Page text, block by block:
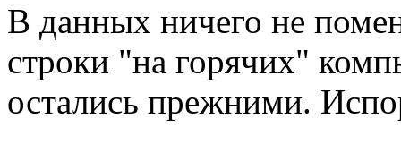
В данных ничего не
строки "на горячих"
остались прежними.